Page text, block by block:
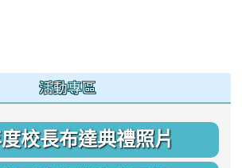
活動專區
度校長布達典禮照片